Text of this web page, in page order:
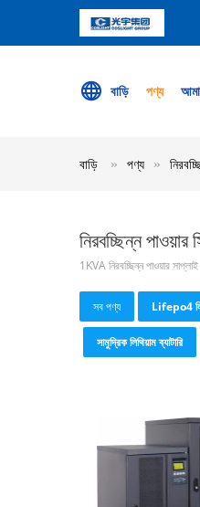
বাড়ি পণ্য
বাড়ি পণ্য
নিরবচ্ছিন্ন পাওয়ার
1KVA নিরবচ্ছিন্ন পাওয়ার সাপ্লাই
সব পণ্য Lifepo4
সামুদ্রিক লিথিয়াম ব্যাটারি